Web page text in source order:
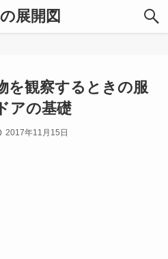
展開図
を観察するときの服
アの基礎
2017年11月15日